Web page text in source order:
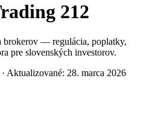
212
brokerov — regulácia, poplatky,
pre slovenských investorov.
· Aktualizované: 28. marca 2026